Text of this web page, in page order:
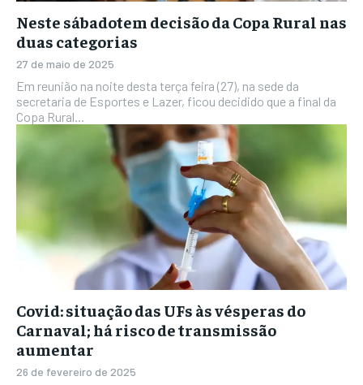
Neste sábadotem decisão da Copa Rural nas
duas categorias
27 de maio de 2025
Em reunião na noite desta terça feira (27), na sede da
secretaria de Esportes e Lazer, ficou decidido que a final da
Copa Rural...
Covid: situação das UFs às vésperas do
Carnaval; há risco de transmissão
aumentar
26 de fevereiro de 2025